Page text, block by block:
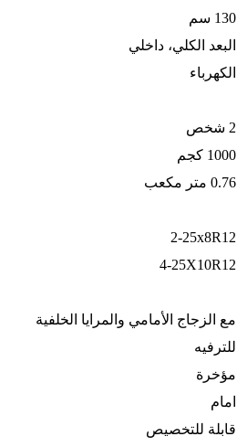
130 سم
البعد الكلي، داخلي
الكهرباء
2 شخص
1000 كجم
0.76 متر مكعب
2-25x8R12
4-25X10R12
مع الزجاج الأمامي والمرايا الخلفية
للترفيه
مؤخرة
امام
قابلة للتخصيص